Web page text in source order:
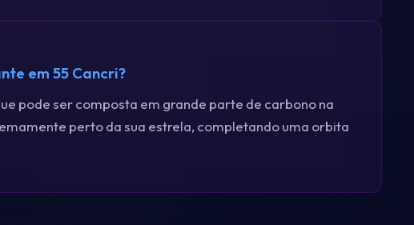
em 55 Cancri?
pode ser composta em grande parte de carbono na
perto da sua estrela, completando uma orbita